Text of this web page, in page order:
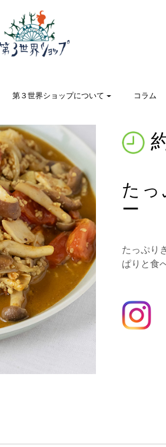
第３世界ショップについて コラム
た
ー
たっぷり
ぱりと食